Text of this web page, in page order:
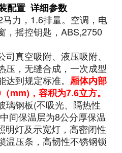
配置 详细参数
马力，1.6排量。空调，电
，摇控钥匙，ABS,2750
司真空吸附、液压吸附、
压，无缝合成，一次成型
到规定标准。 厢体内部
（mm)，容积为7.6立方。
璃钢板(不吸光、隔热性
间保温层为8公分厚保温
明灯及示宽灯，高密闭性
温压条，高韧性不锈钢锁